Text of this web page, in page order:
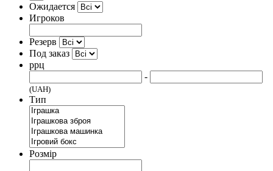
Ожидается
Игроков
Резерв
Под заказ
ррц
-
(UAH)
Тип
Розмір